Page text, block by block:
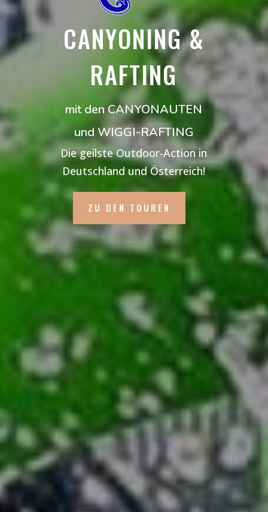
CANYONING &
RAFTING
mit den CANYONAUTEN
und WIGGI-RAFTING
Die geilste Outdoor-Action in
Deutschland und Österreich!
ZU DEN TOUREN